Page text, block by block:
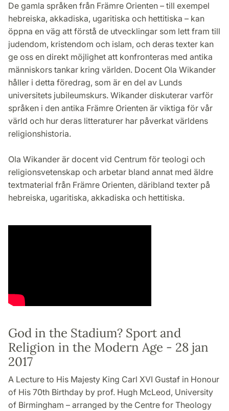
De gamla språken från Främre Orienten – till exempel
hebreiska, akkadiska, ugaritiska och hettitiska – kan
öppna en väg att förstå de utvecklingar som lett fram till
judendom, kristendom och islam, och deras texter kan
ge oss en direkt möjlighet att konfronteras med antika
människors tankar kring världen. Docent Ola Wikander
håller i detta föredrag, som är en del av Lunds
universitets jubileumskurs. Wikander diskuterar varför
språken i den antika Främre Orienten är viktiga för vår
värld och hur deras litteraturer har påverkat världens
religionshistoria.
Ola Wikander är docent vid Centrum för teologi och
religionsvetenskap och arbetar bland annat med äldre
textmaterial från Främre Orienten, däribland texter på
hebreiska, ugaritiska, akkadiska och hettitiska.
God in the Stadium? Sport and
Religion in the Modern Age - 28 jan
2017
A Lecture to His Majesty King Carl XVI Gustaf in Honour
of His 70th Birthday by prof. Hugh McLeod, University
of Birmingham – arranged by the Centre for Theology